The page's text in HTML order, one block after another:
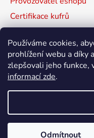
Používáme cookies,
prohlížení webu a díky
zlepšovali jeho funkce,
informací zde.
Odmítnout
Certifikace kufrů
Mapa serveru